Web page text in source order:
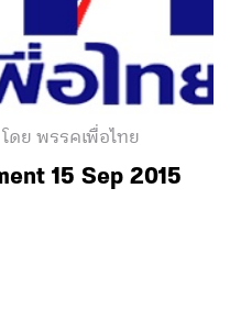
โดย พรรคเพื่อไทย
15 Sep 2015